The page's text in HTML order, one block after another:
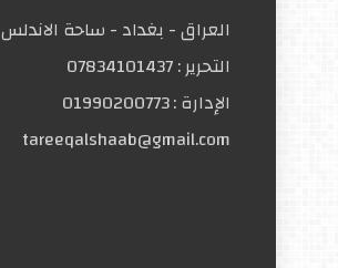
العراق - بغداد - ساحة الاندلس
التحریر :07834101437
الإدارة :01990200773
tareeqalshaab@gmail.com